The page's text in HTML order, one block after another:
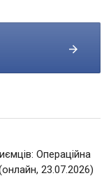
Операційна
23.07.2026)